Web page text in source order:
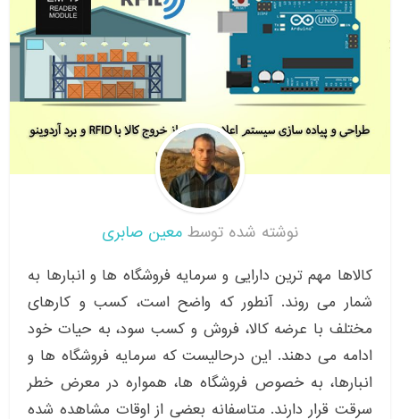
نوشته شده توسط معین صابری
کالاها مهم ترین دارایی و سرمایه فروشگاه ها و انبارها به
شمار می روند. آنطور که واضح است، کسب و کارهای
مختلف با عرضه کالا، فروش و کسب سود، به حیات خود
ادامه می دهند. این درحالیست که سرمایه فروشگاه ها و
انبارها، به خصوص فروشگاه ها، همواره در معرض خطر
سرقت قرار دارند. متاسفانه بعضی از اوقات مشاهده شده